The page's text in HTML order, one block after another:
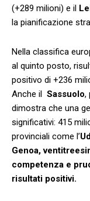
(+289 milioni) e‍ il
la pianificazione⁤
Nella classifica
al ​quinto posto,
positivo di +236
Anche il ‌ Sassuolo,
dimostra che ​una
significativi: ‌415
provinciali come l’
Genoa,
competenza e
risultati positivi.